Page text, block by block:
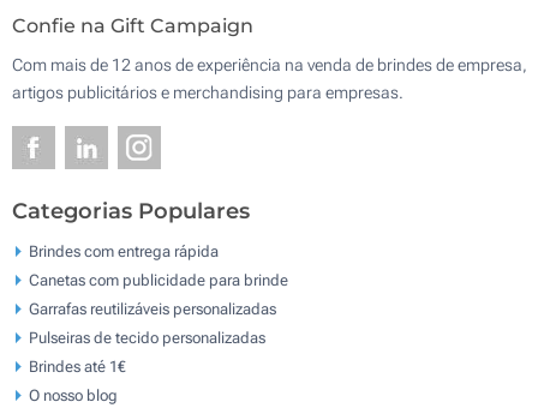
Confie na Gift Campaign
Com mais de 12 anos de experiência na venda de brindes de empresa,
artigos publicitários e merchandising para empresas.
Categorias Populares
Brindes com entrega rápida
Canetas com publicidade para brinde
Garrafas reutilizáveis personalizadas
Pulseiras de tecido personalizadas
Brindes até 1€
O nosso blog